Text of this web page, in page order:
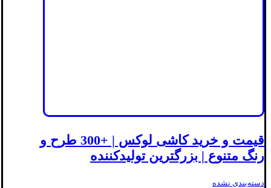
قیمت و خرید کاشی لوکس | +300 طرح و
رنگ متنوع | بزرگترین تولیدکننده
دسته‌بندی نشده